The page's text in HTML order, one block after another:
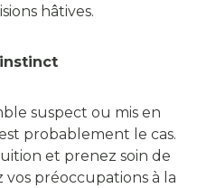
hâtives.
suspect ou mis en
probablement le cas.
et prenez soin de
préoccupations à la